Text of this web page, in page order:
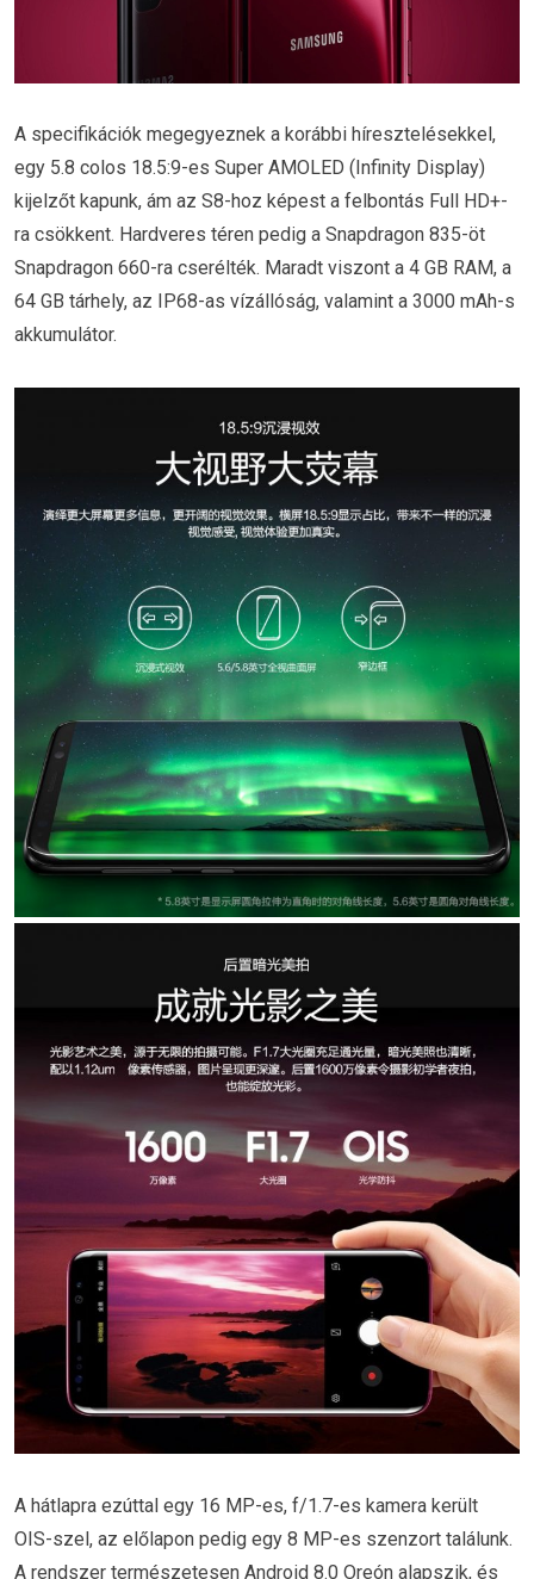
A specifikációk megegyeznek a korábbi híresztelésekkel,
egy 5.8 colos 18.5:9-es Super AMOLED (Infinity Display)
kijelzőt kapunk, ám az S8-hoz képest a felbontás Full HD+-
ra csökkent. Hardveres téren pedig a Snapdragon 835-öt
Snapdragon 660-ra cserélték. Maradt viszont a 4 GB RAM, a
64 GB tárhely, az IP68-as vízállóság, valamint a 3000 mAh-s
akkumulátor.
A hátlapra ezúttal egy 16 MP-es, f/1.7-es kamera került
OIS-szel, az előlapon pedig egy 8 MP-es szenzort találunk.
A rendszer természetesen Android 8.0 Oreón alapszik, és